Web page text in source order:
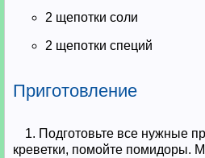
2 щепотки соли
2 щепотки специй
Приготовление
1. Подготовьте все нужные
креветки, помойте помидоры.